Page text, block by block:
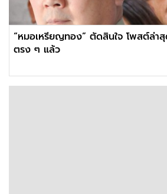
“หมอเหรียญทอง” ตัดสินใจ โพสต์ล่า
ตรง ๆ แล้ว